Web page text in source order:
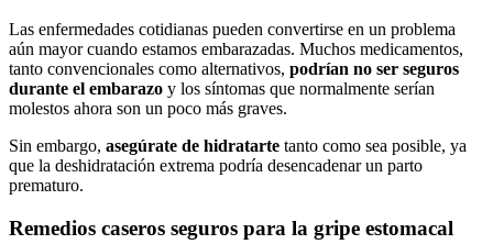
Las enfermedades cotidianas pueden convertirse en un problema
aún mayor cuando estamos embarazadas. Muchos medicamentos,
tanto convencionales como alternativos, podrían no ser seguros
durante el embarazo y los síntomas que normalmente serían
molestos ahora son un poco más graves.
Sin embargo, asegúrate de hidratarte tanto como sea posible, ya
que la deshidratación extrema podría desencadenar un parto
prematuro.
Remedios caseros seguros para la gripe estomacal